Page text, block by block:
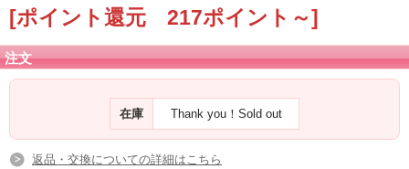
[ポイント還元 217ポイント～]
注文
在庫 Thank you！Sold out
返品・交換についての詳細はこちら